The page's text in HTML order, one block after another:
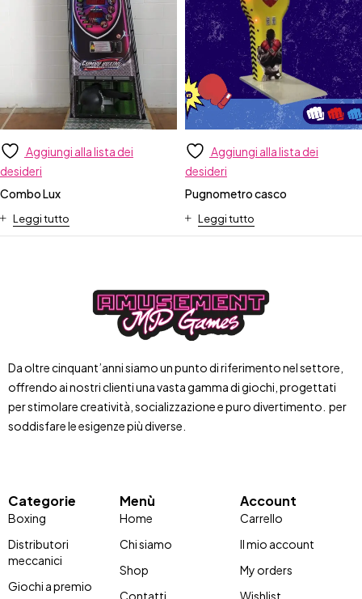
Aggiungi alla lista dei
desideri
Combo Lux
Leggi tutto
Aggiungi alla lista dei
desideri
Pugnometro casco
Leggi tutto
Da oltre cinquant’anni siamo un punto di riferimento nel settore,
offrendo ai nostri clienti una vasta gamma di giochi, progettati
per stimolare creatività, socializzazione e puro divertimento. per
soddisfare le esigenze più diverse.
Categorie
Boxing
Distributori
meccanici
Giochi a premio
Menù
Home
Chi siamo
Shop
Contatti
Account
Carrello
Il mio account
My orders
Wishlist